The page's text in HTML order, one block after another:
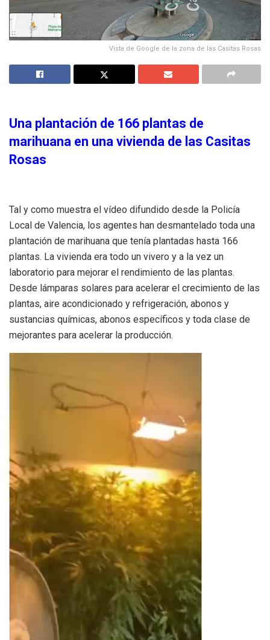
Vista de Google de la zona de las Casitas Rosas
Una plantación de 166 plantas de
marihuana en una vivienda de las Casitas
Rosas
Tal y como muestra el vídeo difundido desde la Policía
Local de Valencia, los agentes han desmantelado toda una
plantación de marihuana que tenía plantadas hasta 166
plantas. La vivienda era todo un vivero y a la vez un
laboratorio para mejorar el rendimiento de las plantas.
Desde lámparas solares para acelerar el crecimiento de las
plantas, aire acondicionado y refrigeración, abonos y
sustancias químicas, abonos específicos y toda clase de
mejorantes para acelerar la producción.